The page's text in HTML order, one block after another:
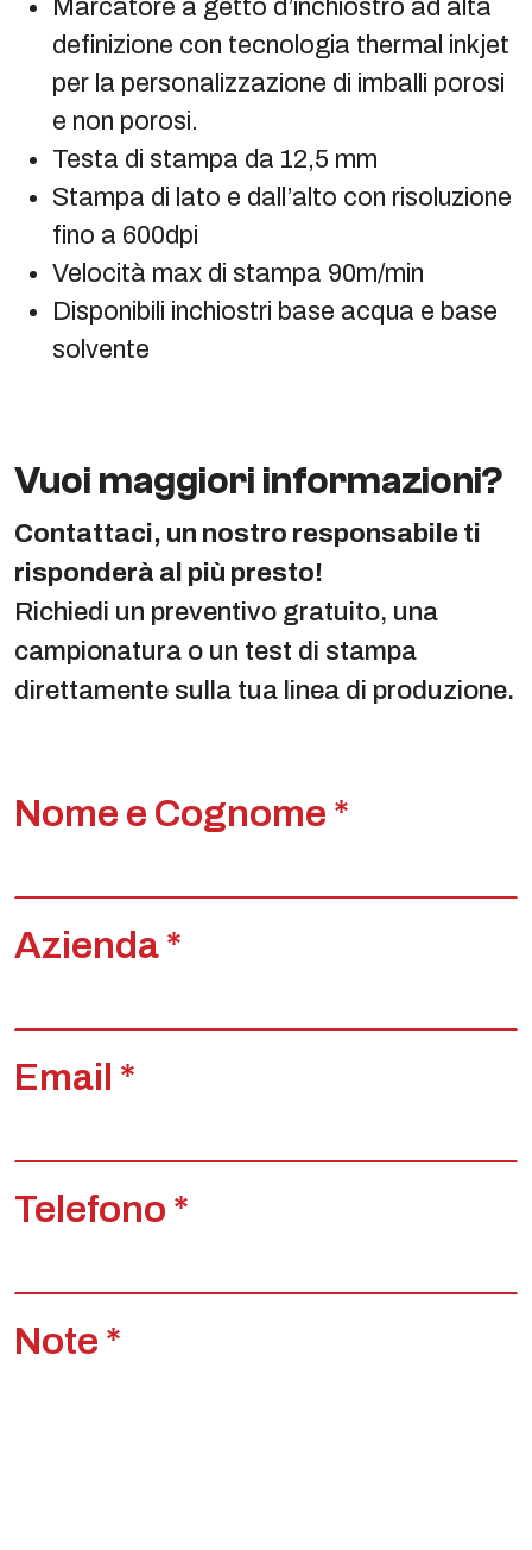
Marcatore a getto d’inchiostro ad alta
definizione con tecnologia thermal inkjet
per la personalizzazione di imballi porosi
e non porosi.
Testa di stampa da 12,5 mm
Stampa di lato e dall’alto con risoluzione
fino a 600dpi
Velocità max di stampa 90m/min
Disponibili inchiostri base acqua e base
solvente
Vuoi maggiori informazioni?
Contattaci, un nostro responsabile ti
risponderà al più presto!
Richiedi un preventivo gratuito, una
campionatura o un test di stampa
direttamente sulla tua linea di produzione.
Nome e Cognome *
Azienda *
Email *
Telefono *
Note *